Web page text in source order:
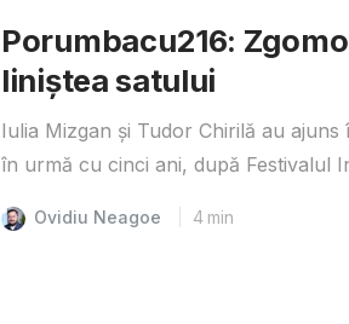
Porumbacu216:
liniștea satului
Iulia Mizgan și Tudor Chirilă au
în urmă cu cinci ani, după Festivalul
Ovidiu Neagoe 4 min